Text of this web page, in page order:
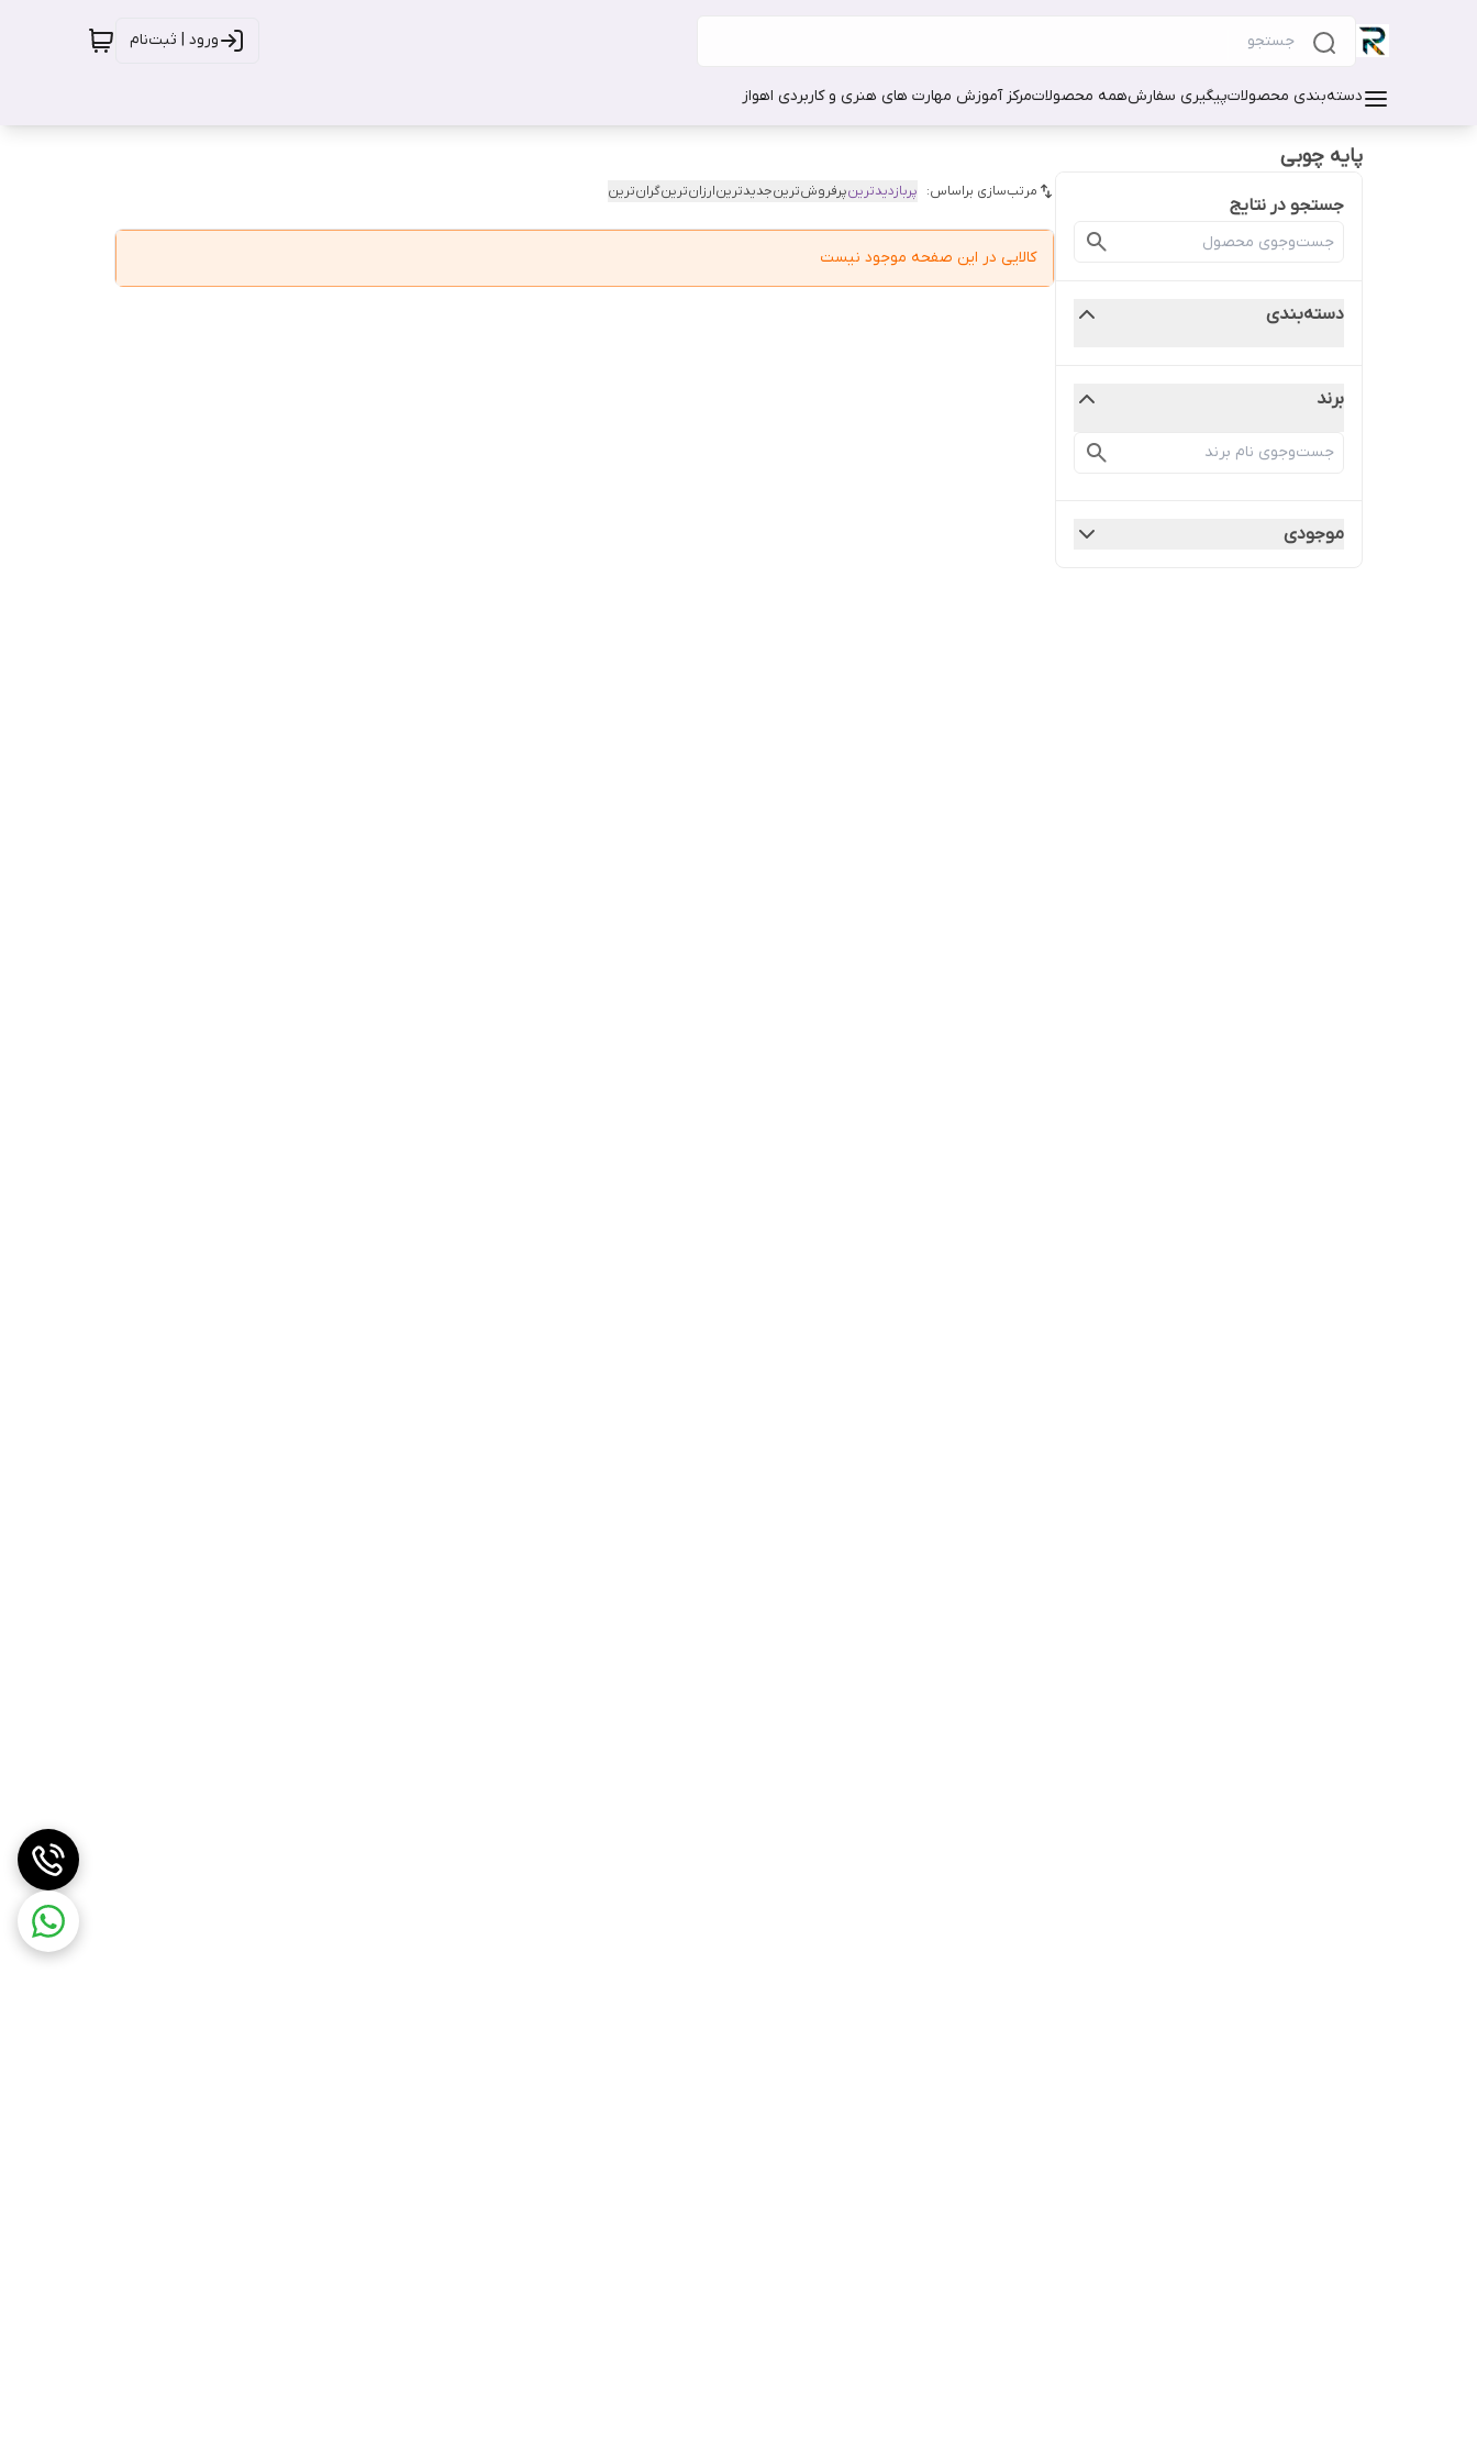
ورود | ثبت‌نام
دسته‌بندی محصولاتپیگیری سفارشهمه محصولاتمرکز آموزش مهارت های هنری و کاربردی اهواز
پایه چوبی
جستجو در نتایج
دسته‌بندی
برند
موجودی
مرتب‌سازی براساس: پربازدیدترینپرفروش‌ترینجدیدترینارزان‌ترینگران‌ترین
کالایی در این صفحه موجود نیست